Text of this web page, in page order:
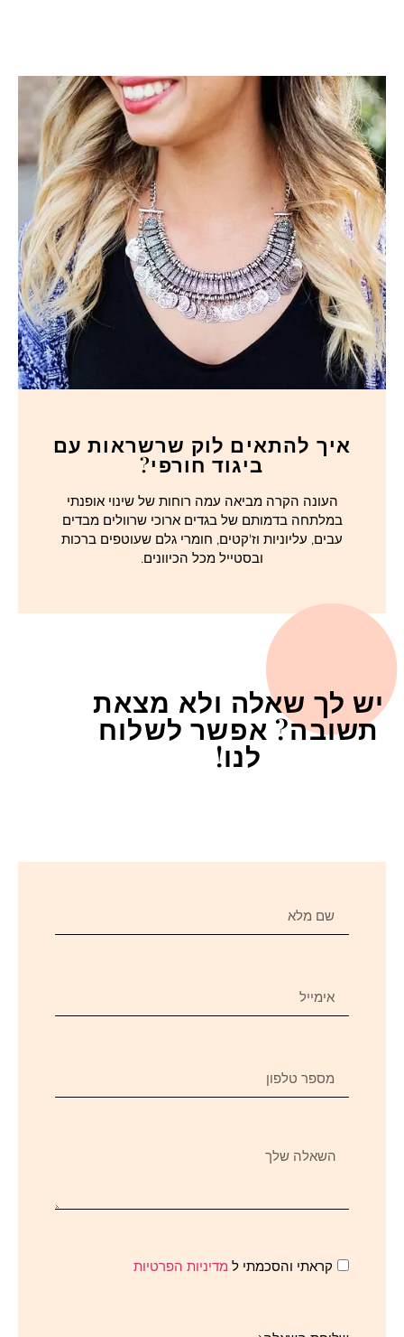
איך להתאים לוק שרשראות עם
ביגוד חורפי?
העונה הקרה מביאה עמה רוחות של שינוי אופנתי
במלתחה בדמותם של בגדים ארוכי שרוולים מבדים
עבים, עליוניות וז'קטים, חומרי גלם שעוטפים ברכות
ובסטייל מכל הכיוונים.
יש לך שאלה ולא מצאת
תשובה? אפשר לשלוח
לנו!
קראתי והסכמתי ל מדיניות הפרטיות